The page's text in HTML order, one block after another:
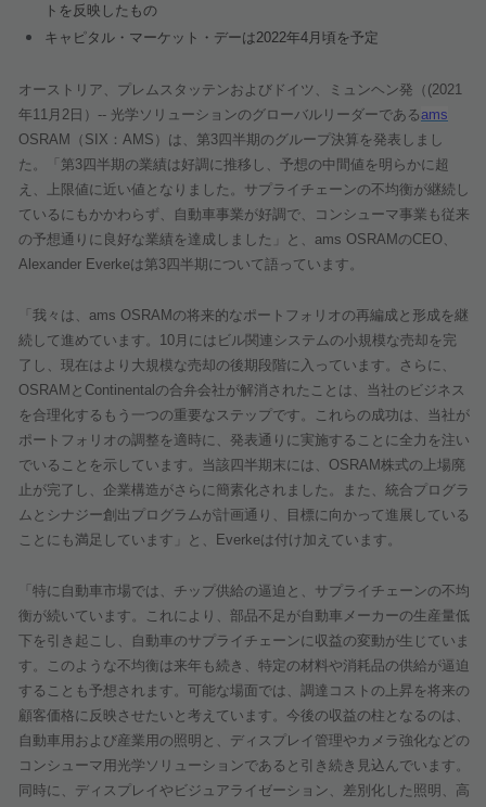
トを反映したもの
キャピタル・マーケット・デーは2022年4月頃を予定
オーストリア、プレムスタッテンおよびドイツ、ミュンヘン発（ (2021
年11月 2 日） -- 光学ソリューションのグローバルリーダーであるams
OSRAM
（ SIX ： AMS ）は、第3 四半期のグループ決算を発表しまし
た。「第3 四半期の業績は好調に推移し、予想の中間値を明らかに超
え、上限値に近い値となりました。サプライチェーンの不均衡が継続し
ているにもかかわらず、自動車事業が好調で、コンシューマ事業も従来
の予想通りに良好な業績を達成しました」と、 ams OSRAMのCEO、
Alexander Everkeは第3 四半期について語っています。
「我々は、 ams OSRAMの将来的なポートフォリオの再編成と形成を継
続して進めています。 10月にはビル関連システムの小規模な売却を完
了し、現在はより大規模な売却の後期段階に入っています。さらに、
OSRAM と Continental の合弁会社が解消されたことは、当社のビジネス
を合理化するもう一つの重要なステップです。これらの成功は、当社が
ポートフォリオの調整を適時に、発表通りに実施することに全力を注い
でいることを示しています。当該四半期末には、 OSRAM株式の上場廃
止が完了し、企業構造がさらに簡素化されました。また、統合プログラ
ムとシナジー創出プログラムが計画通り、目標に向かって進展している
ことにも満足しています」と、
Everkeは付け加えています。
「特に自動車市場では、チップ供給の逼迫と、サプライチェーンの不均
衡が続いています。これにより、部品不足が自動車メーカーの生産量低
下を引き起こし、自動車のサプライチェーンに収益の変動が生じていま
す。このような不均衡は来年も続き、特定の材料や消耗品の供給が逼迫
することも予想されます。可能な場面では、調達コストの上昇を将来の
顧客価格に反映させたいと考えています。今後の収益の柱となるのは、
自動車用および産業用の照明と、ディスプレイ管理やカメラ強化などの
コンシューマ用光学ソリューションであると引き続き見込んでいます。
同時に、ディスプレイやビジュアライゼーション、差別化した照明、高